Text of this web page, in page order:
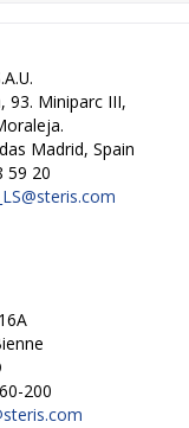
93. Miniparc III,
Madrid, Spain
59 20
200